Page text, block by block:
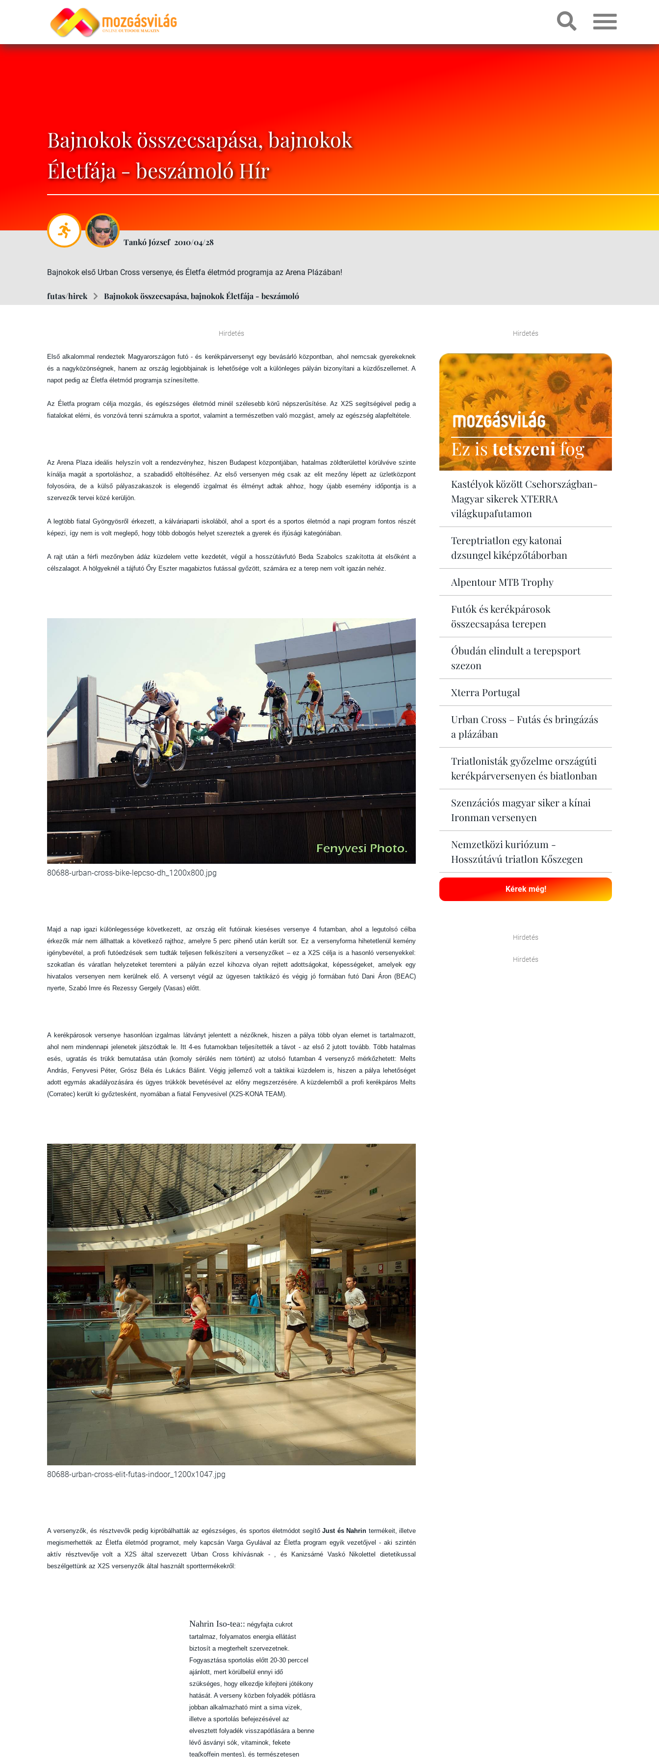
Bajnokok összecsapása, bajnokok
Életfája - beszámoló Hír
Tankó József 2010/04/28
Bajnokok első Urban Cross versenye, és Életfa életmód programja az Arena Plázában!
futas/hirek Bajnokok összecsapása, bajnokok Életfája - beszámoló
Hirdetés
Első alkalommal rendeztek Magyarországon futó - és kerékpárversenyt egy bevásárló központban, ahol nemcsak gyerekeknek
és a nagyközönségnek, hanem az ország legjobbjainak is lehetősége volt a különleges pályán bizonyítani a küzdőszellemet. A
napot pedig az Életfa életmód programja színesítette.
Az Életfa program célja mozgás, és egészséges életmód minél szélesebb körű népszerűsítése. Az X2S segítségével pedig a
fiatalokat elérni, és vonzóvá tenni számukra a sportot, valamint a természetben való mozgást, amely az egészség alapfeltétele.
Az Arena Plaza ideális helyszín volt a rendezvényhez, hiszen Budapest központjában, hatalmas zöldterülettel körülvéve szinte
kínálja magát a sportoláshoz, a szabadidő eltöltéséhez. Az első versenyen még csak az elit mezőny lépett az üzletközpont
folyosóira, de a külső pályaszakaszok is elegendő izgalmat és élményt adtak ahhoz, hogy újabb esemény időpontja is a
szervezők tervei közé kerüljön.
A legtöbb fiatal Gyöngyösről érkezett, a kálváriaparti iskolából, ahol a sport és a sportos életmód a napi program fontos részét
képezi, így nem is volt meglepő, hogy több dobogós helyet szereztek a gyerek és ifjúsági kategóriában.
A rajt után a férfi mezőnyben ádáz küzdelem vette kezdetét, végül a hosszútávfutó Beda Szabolcs szakította át elsőként a
célszalagot. A hölgyeknél a tájfutó Őry Eszter magabiztos futással győzött, számára ez a terep nem volt igazán nehéz.
80688-urban-cross-bike-lepcso-dh_1200x800.jpg
Majd a nap igazi különlegessége következett, az ország elit futóinak kieséses versenye 4 futamban, ahol a legutolsó célba
érkezők már nem állhattak a következő rajthoz, amelyre 5 perc pihenő után került sor. Ez a versenyforma hihetetlenül kemény
igénybevétel, a profi futóedzések sem tudták teljesen felkészíteni a versenyzőket – ez a X2S célja is a hasonló versenyekkel:
szokatlan és váratlan helyzeteket teremteni a pályán ezzel kihozva olyan rejtett adottságokat, képességeket, amelyek egy
hivatalos versenyen nem kerülnek elő. A versenyt végül az ügyesen taktikázó és végig jó formában futó Dani Áron (BEAC)
nyerte, Szabó Imre és Rezessy Gergely (Vasas) előtt.
A kerékpárosok versenye hasonlóan izgalmas látványt jelentett a nézőknek, hiszen a pálya több olyan elemet is tartalmazott,
ahol nem mindennapi jelenetek játszódtak le. Itt 4-es futamokban teljesítették a távot - az első 2 jutott tovább. Több hatalmas
esés, ugratás és trükk bemutatása után (komoly sérülés nem történt) az utolsó futamban 4 versenyző mérkőzhetett: Melts
András, Fenyvesi Péter, Grósz Béla és Lukács Bálint. Végig jellemző volt a taktikai küzdelem is, hiszen a pálya lehetőséget
adott egymás akadályozására és ügyes trükkök bevetésével az előny megszerzésére. A küzdelemből a profi kerékpáros Melts
(Corratec) került ki győztesként, nyomában a fiatal Fenyvesivel (X2S-KONA TEAM).
80688-urban-cross-elit-futas-indoor_1200x1047.jpg
A versenyzők, és résztvevők pedig kipróbálhatták az egészséges, és sportos életmódot segítő Just és Nahrin termékeit, illetve
megismerhették az Életfa életmód programot, mely kapcsán Varga Gyulával az Életfa program egyik vezetőjvel - aki szintén
aktív résztvevője volt a X2S által szervezett Urban Cross kihívásnak - , és Kanizsárné Vaskó Nikolettel dietetikussal
beszélgettünk az X2S versenyzők által használt sporttermékekről:
Nahrin Iso-tea:: négyfajta cukrot
tartalmaz, folyamatos energia ellátást
biztosít a megterhelt szervezetnek.
Fogyasztása sportolás előtt 20-30 perccel
ajánlott, mert körülbelül ennyi idő
szükséges, hogy elkezdje kifejteni jótékony
hatását. A verseny közben folyadék pótlásra
jobban alkalmazható mint a sima vizek,
illetve a sportolás befejezésével az
elvesztett folyadék visszapótlására a benne
lévő ásványi sók, vitaminok, fekete
tea(koffein mentes), és természetesen
Hirdetés
Ez istetszenifog
Kastélyok között Csehországban-
Magyar sikerek XTERRA
világkupafutamon
Tereptriatlon egy katonai
dzsungel kiképzőtáborban
Alpentour MTB Trophy
Futók és kerékpárosok
összecsapása terepen
Óbudán elindult a terepsport
szezon
Xterra Portugal
Urban Cross – Futás és bringázás
a plázában
Triatlonisták győzelme országúti
kerékpárversenyen és biatlonban
Szenzációs magyar siker a kínai
Ironman versenyen
Nemzetközi kuriózum -
Hosszútávú triatlon Kőszegen
Kérek még!
Hirdetés
Hirdetés